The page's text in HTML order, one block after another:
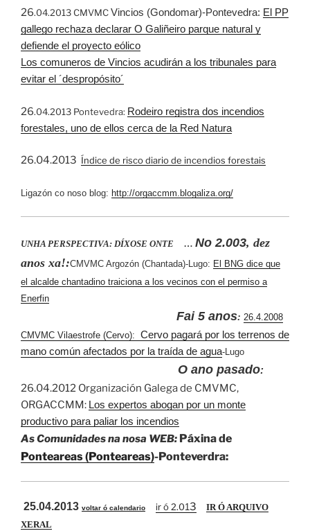
26.04.2013 CMVMCVincios (Gondomar)-Pontevedra: El PP
gallego rechaza declarar O Galiñeiro parque natural y
defiende el proyecto eólico
Los comuneros de Vincios acudirán a los tribunales para
evitar el ´despropósito´
26.04.2013 Pontevedra: Rodeiro registra dos incendios
forestales, uno de ellos cerca de la Red Natura
26.04.2013 Índice de risco diario de incendios forestais
Ligazón co noso blog: http://orgaccmm.blogaliza.org/
UNHA PERSPECTIVA: DÍXOSE ONTE … No 2.003, dez
anos xa!:CMVMC Argozón (Chantada)-Lugo: El BNG dice que
el alcalde chantadino traiciona a los vecinos con el permiso a
Enerfin
Fai 5 anos: 26.4.2008
CMVMC Vilaestrofe (Cervo): Cervo pagará por los terrenos de
mano común afectados por la traída de agua-Lugo
O ano pasado:
26.04.2012 Organización Galega de CMVMC,
ORGACCMM: Los expertos abogan por un monte
productivo para paliar los incendios
As Comunidades na nosa WEB: Páxina de
Ponteareas (Ponteareas)-Ponteverdra:
25.04.2013 voltar ó calendario ir ó 2.013
IR Ó ARQUIVO
XERAL